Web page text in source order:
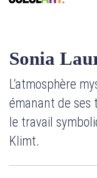
Sonia
L’atmosphère
émanant de ses
le travail
Klimt.